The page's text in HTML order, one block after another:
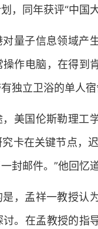
，同年获评“中国
量子信息领域产
作电脑，在得到
独立卫浴的单人
美国伦斯勒理工
卡在关键节点，
封邮件。”他回忆道
，孟祥一教授认
。在孟教授的指